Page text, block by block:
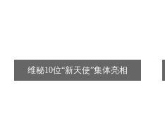
维秘10位“新天使”集体亮相